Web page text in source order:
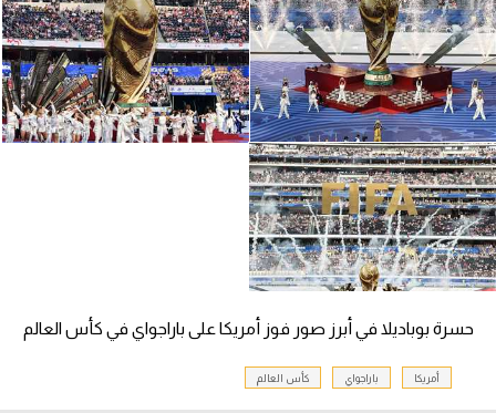
الدوري الإسباني
دوري أبطال أوروبا
القسم الثاني
رياضات أخرى
أمم إفريقيا
كرة السلة الأمريكية
كرة يد
كرة طائرة
حسرة بوباديلا في أبرز صور فوز أمريكا على باراجواي في كأس العالم
أمريكا باراجواي كأس العالم